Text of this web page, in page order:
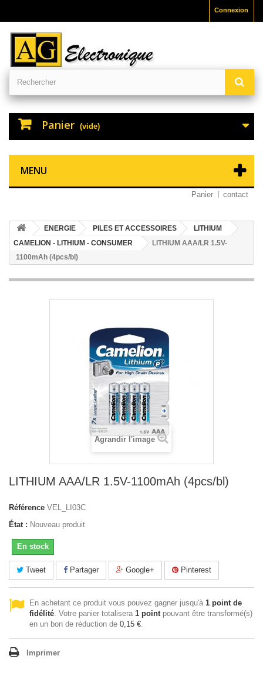
Connexion
Panier (vide)
MENU
Panier contact
ENERGIE PILES ET ACCESSOIRES
LITHIUM
CAMELION - LITHIUM - CONSUMER
LITHIUM AAA/LR 1.5V-
1100mAh (4pcs/bl)
Agrandir l'image
LITHIUM AAA/LR 1.5V-1100mAh (4pcs/bl)
Référence VEL_LI03C
État : Nouveau produit
En stock
Tweet Partager Google+ Pinterest
En achetant ce produit vous pouvez gagner jusqu'à 1 point de
fidélité. Votre panier totalisera 1 pointpouvant être transformé(s)
en un bon de réduction de 0,15 €.
Imprimer